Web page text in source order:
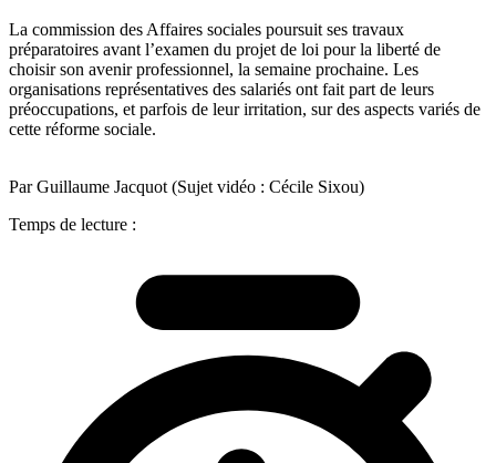
La commission des Affaires sociales poursuit ses travaux
préparatoires avant l’examen du projet de loi pour la liberté de
choisir son avenir professionnel, la semaine prochaine. Les
organisations représentatives des salariés ont fait part de leurs
préoccupations, et parfois de leur irritation, sur des aspects variés de
cette réforme sociale.
Par Guillaume Jacquot (Sujet vidéo : Cécile Sixou)
Temps de lecture :